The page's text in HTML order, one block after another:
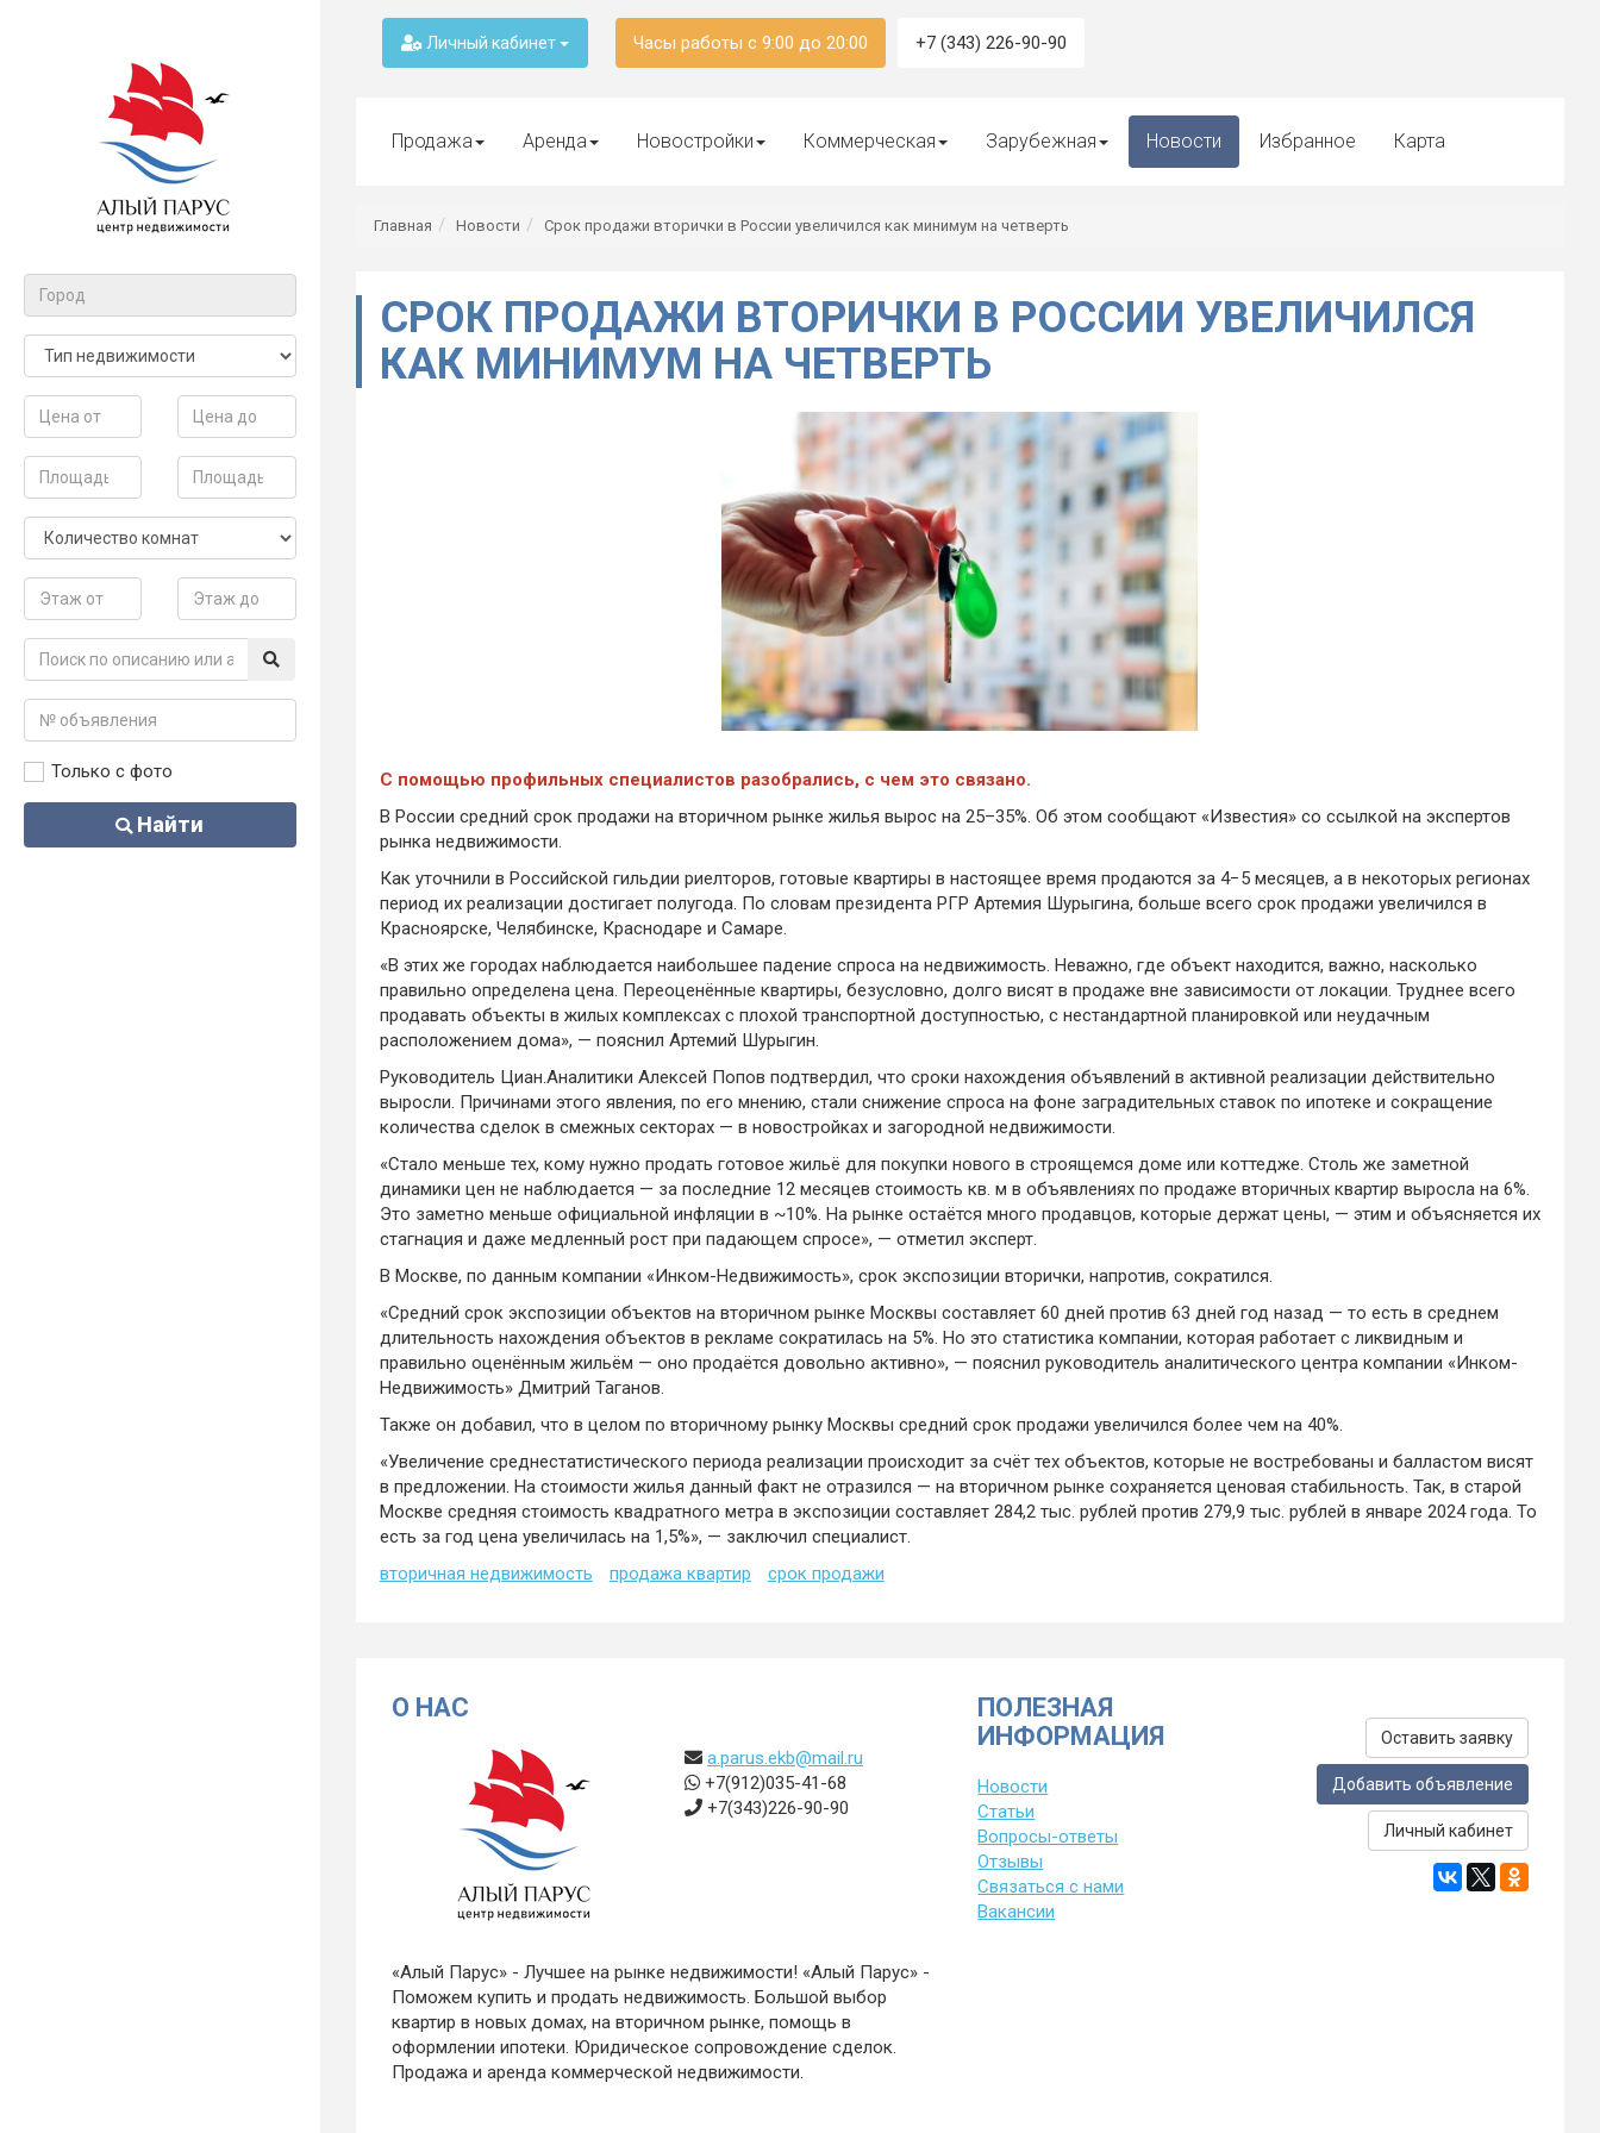
Только с фото
Найти
Личный кабинет Часы работы с 9:00 до 20:00 +7 (343) 226-90-90
Продажа Аренда Новостройки Коммерческая Зарубежная Новости Избранное Карта
Главная Новости Срок продажи вторички в России увеличился как минимум на четверть
СРОК ПРОДАЖИ ВТОРИЧКИ В РОССИИ УВЕЛИЧИЛСЯ
КАК МИНИМУМ НА ЧЕТВЕРТЬ
С помощью профильных специалистов разобрались, с чем это связано.
В России средний срок продажи на вторичном рынке жилья вырос на 25–35%. Об этом сообщают «Известия» со ссылкой на экспертов
рынка недвижимости.
Как уточнили в Российской гильдии риелторов, готовые квартиры в настоящее время продаются за 4−5 месяцев, а в некоторых регионах
период их реализации достигает полугода. По словам президента РГР Артемия Шурыгина, больше всего срок продажи увеличился в
Красноярске, Челябинске, Краснодаре и Самаре.
«В этих же городах наблюдается наибольшее падение спроса на недвижимость. Неважно, где объект находится, важно, насколько
правильно определена цена. Переоценённые квартиры, безусловно, долго висят в продаже вне зависимости от локации. Труднее всего
продавать объекты в жилых комплексах с плохой транспортной доступностью, с нестандартной планировкой или неудачным
расположением дома», — пояснил Артемий Шурыгин.
Руководитель Циан.Аналитики Алексей Попов подтвердил, что сроки нахождения объявлений в активной реализации действительно
выросли. Причинами этого явления, по его мнению, стали снижение спроса на фоне заградительных ставок по ипотеке и сокращение
количества сделок в смежных секторах — в новостройках и загородной недвижимости.
«Стало меньше тех, кому нужно продать готовое жильё для покупки нового в строящемся доме или коттедже. Столь же заметной
динамики цен не наблюдается — за последние 12 месяцев стоимость кв. м в объявлениях по продаже вторичных квартир выросла на 6%.
Это заметно меньше официальной инфляции в ~10%. На рынке остаётся много продавцов, которые держат цены, — этим и объясняется их
стагнация и даже медленный рост при падающем спросе», — отметил эксперт.
В Москве, по данным компании «Инком-Недвижимость», срок экспозиции вторички, напротив, сократился.
«Средний срок экспозиции объектов на вторичном рынке Москвы составляет 60 дней против 63 дней год назад — то есть в среднем
длительность нахождения объектов в рекламе сократилась на 5%. Но это статистика компании, которая работает с ликвидным и
правильно оценённым жильём — оно продаётся довольно активно», — пояснил руководитель аналитического центра компании «Инком-
Недвижимость» Дмитрий Таганов.
Также он добавил, что в целом по вторичному рынку Москвы средний срок продажи увеличился более чем на 40%.
«Увеличение среднестатистического периода реализации происходит за счёт тех объектов, которые не востребованы и балластом висят
в предложении. На стоимости жилья данный факт не отразился — на вторичном рынке сохраняется ценовая стабильность. Так, в старой
Москве средняя стоимость квадратного метра в экспозиции составляет 284,2 тыс. рублей против 279,9 тыс. рублей в январе 2024 года. То
есть за год цена увеличилась на 1,5%», — заключил специалист.
вторичная недвижимость
продажа квартир срок продажи
О НАС
a.parus.ekb@mail.ru
+7(912)035-41-68
+7(343)226-90-90
«Алый Парус» - Лучшее на рынке недвижимости! «Алый Парус» -
Поможем купить и продать недвижимость. Большой выбор
квартир в новых домах, на вторичном рынке, помощь в
оформлении ипотеки. Юридическое сопровождение сделок.
Продажа и аренда коммерческой недвижимости.
ПОЛЕЗНАЯ
ИНФОРМАЦИЯ
Новости
Статьи
Вопросы-ответы
Отзывы
Связаться с нами
Вакансии
Оставить заявку
Добавить объявление
Личный кабинет